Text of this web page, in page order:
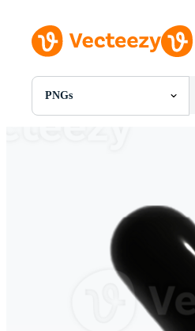
PNGs
Toutes Images
Motion graphics
Images Éditoriales
Événements Éditoriaux